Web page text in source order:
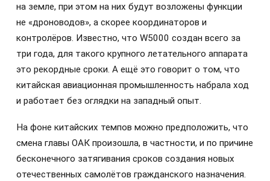
на земле, при этом на них будут возложены функции
не «дроноводов», а скорее координаторов и
контролёров. Известно, что W5000 создан всего за
три года, для такого крупного летательного аппарата
это рекордные сроки. А ещё это говорит о том, что
китайская авиационная промышленность набрала ход
и работает без оглядки на западный опыт.
На фоне китайских темпов можно предположить, что
смена главы ОАК произошла, в частности, и по причине
бесконечного затягивания сроков создания новых
отечественных самолётов гражданского назначения.